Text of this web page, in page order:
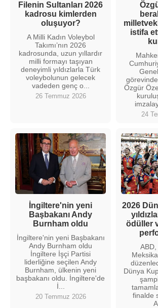
Filenin Sultanları 2026
kadrosu kimlerden
oluşuyor?
A Milli Kadın Voleybol
Takımı’nın 2026
kadrosunda, uzun yıllardır
milli formayı taşıyan
deneyimli yıldızlarla Türk
voleybolunun gelecek
vadeden genç o...
26 Temmuz 2026
istifa
Özgür
24
İngiltere'nin yeni
Başbakanı Andy
Burnham oldu
İngiltere'nin yeni Başbakanı
Andy Burnham oldu
İngiltere İşçi Partisi
liderliğine seçilen Andy
Burnham, ülkenin yeni
başbakanı oldu. İngiltere'de
İ...
20 Temmuz 2026
2026
ödüller
Dünya
finalde